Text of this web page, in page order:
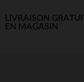
LIVRAISON
EN MAGASIN